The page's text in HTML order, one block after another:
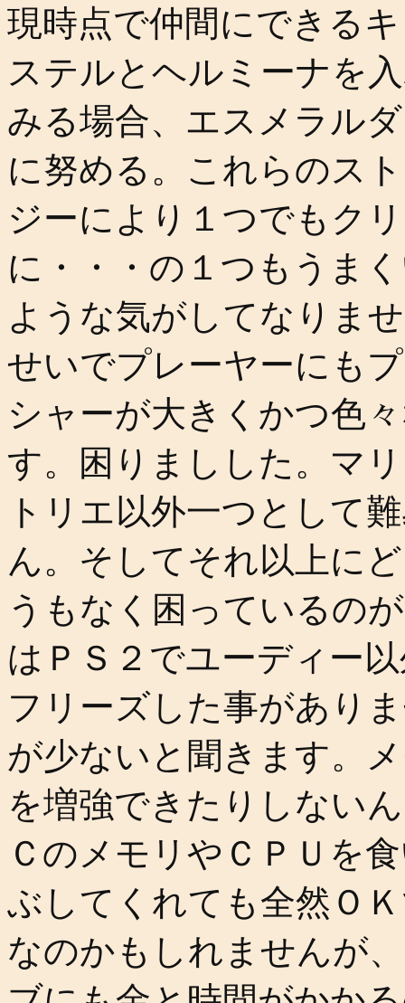
現時点で仲間にできる
ステルとヘルミーナを
みる場合、エスメラル
に努める。これらのス
ジーにより１つでもク
に・・・の１つもうま
ような気がしてなりま
せいでプレーヤーにも
シャーが大きくかつ色
す。困りましした。マ
トリエ以外一つとして
ん。そしてそれ以上に
うもなく困っているの
はＰＳ２でユーディー
フリーズした事があり
が少ないと聞きます。
を増強できたりしない
ＣのメモリやＣＰＵを
ぶしてくれても全然Ｏ
なのかもしれませんが